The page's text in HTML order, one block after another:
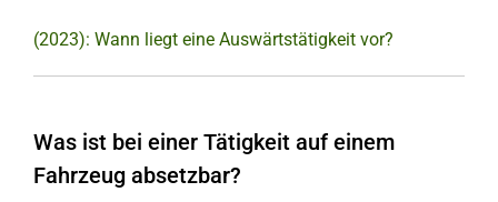
(2023): Wann liegt eine Auswärtstätigkeit vor?
Was ist bei einer Tätigkeit auf einem
Fahrzeug absetzbar?